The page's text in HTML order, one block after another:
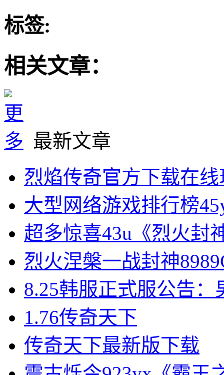
标签:
相关文章：
最新文章
烈焰传奇官方下载在线
大型网络游戏排行榜
超多惊喜43u《烈火封
烈火涅槃一战封神
8.25韩服正式服公告：
1.76传奇天下
传奇天下最新版下载